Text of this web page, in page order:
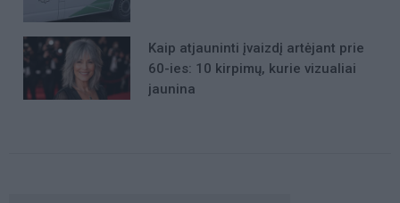
Kaip atjauninti įvaizdį artėjant prie
60-ies: 10 kirpimų, kurie vizualiai
jaunina